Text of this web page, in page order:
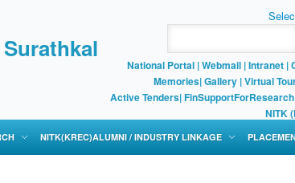
National Portal |Webmail |Intranet |
Memories|Gallery |Virtual
Active Tenders|FinSupportForResearch
NITK
NITK(KREC)ALUMNI / INDUSTRY LINKAGE